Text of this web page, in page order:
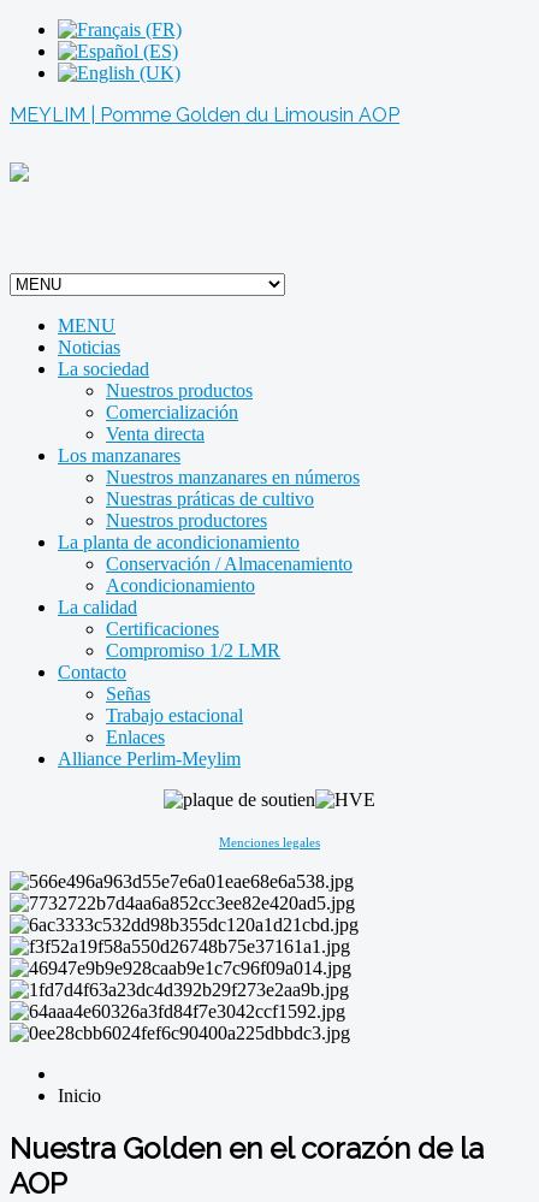
MEYLIM | Pomme Golden du Limousin AOP
MENU
Noticias
La sociedad
Nuestros productos
Comercialización
Venta directa
Los manzanares
Nuestros manzanares en números
Nuestras práticas de cultivo
Nuestros productores
La planta de acondicionamiento
Conservación / Almacenamiento
Acondicionamiento
La calidad
Certificaciones
Compromiso 1/2 LMR
Contacto
Señas
Trabajo estacional
Enlaces
Alliance Perlim-Meylim
Menciones legales
Inicio
Nuestra Golden en el corazón de la
AOP